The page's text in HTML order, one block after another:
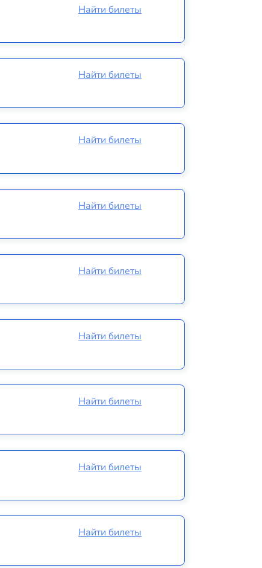
Найти билеты
Найти билеты
Найти билеты
Найти билеты
Найти билеты
Найти билеты
Найти билеты
Найти билеты
Найти билеты